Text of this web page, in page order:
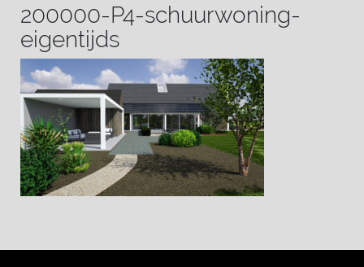
200000-P4-schuurwoning-
eigentijds